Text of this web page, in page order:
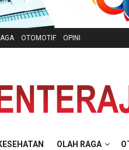
OTOMOTIF OPINI
OLAH RAGA